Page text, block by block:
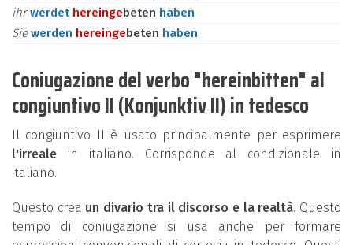
ihrwerdet hereingebeten haben
Siewerden hereingebeten haben
Coniugazione del verbo "hereinbitten" al
congiuntivo II (Konjunktiv II) in tedesco
Il congiuntivo II è usato principalmente per esprimere
l'irreale in italiano. Corrisponde al condizionale in
italiano.
Questo crea un divario tra il discorso e la realtà. Questo
tempo di coniugazione si usa anche per formare